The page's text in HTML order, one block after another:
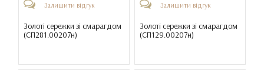
Залишити відгук
Золоті сережки зі смарагдом
(СП281.00207н)
Залишити відгук
Золоті сережки зі смарагдом
(СП129.00207н)